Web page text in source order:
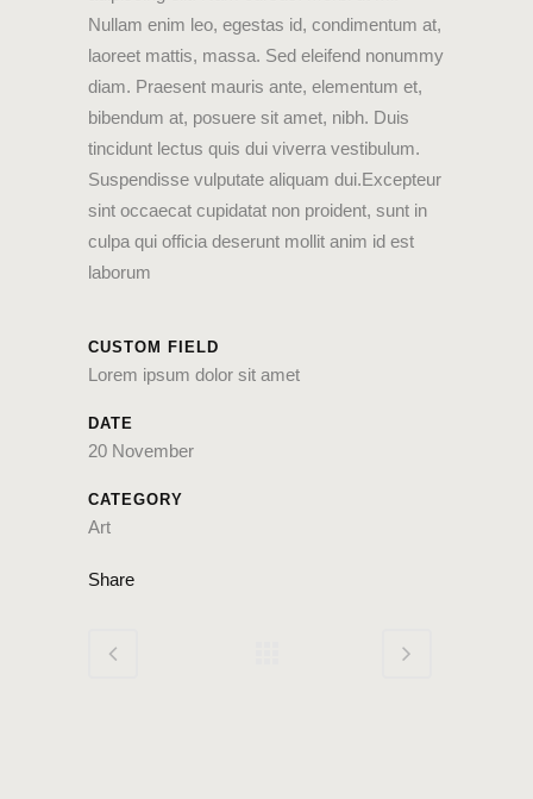
Nullam enim leo, egestas id, condimentum at,
laoreet mattis, massa. Sed eleifend nonummy
diam. Praesent mauris ante, elementum et,
bibendum at, posuere sit amet, nibh. Duis
tincidunt lectus quis dui viverra vestibulum.
Suspendisse vulputate aliquam dui.Excepteur
sint occaecat cupidatat non proident, sunt in
culpa qui officia deserunt mollit anim id est
laborum
CUSTOM FIELD
Lorem ipsum dolor sit amet
DATE
20 November
CATEGORY
Art
Share